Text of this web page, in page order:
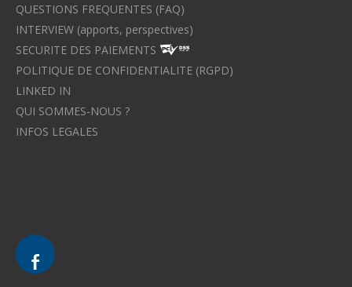
QUESTIONS FREQUENTES (FAQ)
INTERVIEW (apports, perspectives)
SECURITE DES PAIEMENTS
POLITIQUE DE CONFIDENTIALITE (RGPD)
LINKED IN
QUI SOMMES-NOUS ?
INFOS LEGALES